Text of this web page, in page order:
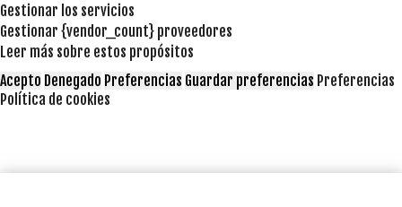
Gestionar los servicios
Gestionar {vendor_count} proveedores
Leer más sobre estos propósitos
Acepto Denegado Preferencias Guardar preferencias Preferencias
Política de cookies